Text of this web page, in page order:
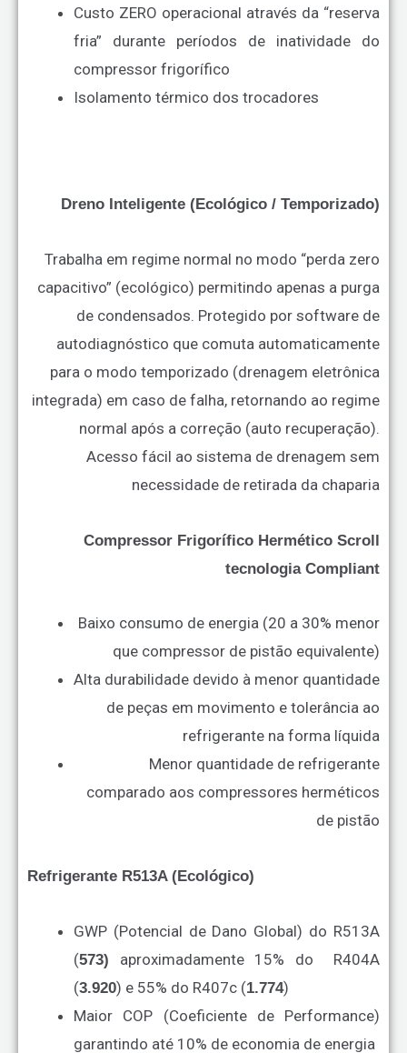
Custo ZERO operacional através da “reserva
fria” durante períodos de inatividade do
compressor frigorífico
Isolamento térmico dos trocadores
Dreno Inteligente (Ecológico / Temporizado)
Trabalha em regime normal no modo “perda zero
capacitivo” (ecológico) permitindo apenas a purga
de condensados. Protegido por software de
autodiagnóstico que comuta automaticamente
para o modo temporizado (drenagem eletrônica
integrada) em caso de falha, retornando ao regime
normal após a correção (auto recuperação).
Acesso fácil ao sistema de drenagem sem
necessidade de retirada da chaparia
Compressor Frigorífico Hermético Scroll
tecnologia Compliant
Baixo consumo de energia (20 a 30% menor
que compressor de pistão equivalente)
Alta durabilidade devido à menor quantidade
de peças em movimento e tolerância ao
refrigerante na forma líquida
Menor quantidade de refrigerante
comparado aos compressores herméticos
de pistão
Refrigerante R513A (Ecológico)
GWP (Potencial de Dano Global) do R513A
(573) aproximadamente 15% do R404A
(3.920) e 55% do R407c (1.774)
Maior COP (Coeficiente de Performance)
garantindo até 10% de economia de energia